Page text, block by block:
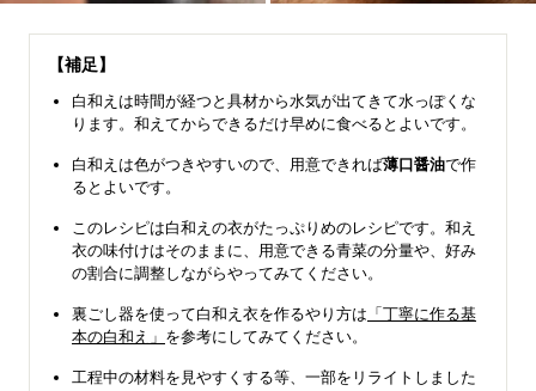
【補足】
白和えは時間が経つと具材から水気が出てきて水っぽくな
ります。和えてからできるだけ早めに食べるとよいです。
白和えは色がつきやすいので、用意できれば薄口醤油で作
るとよいです。
このレシピは白和えの衣がたっぷりめのレシピです。和え
衣の味付けはそのままに、用意できる青菜の分量や、好み
の割合に調整しながらやってみてください。
裏ごし器を使って白和え衣を作るやり方は 「丁寧に作る基
本の白和え」 を参考にしてみてください。
工程中の材料を見やすくする等、一部をリライトしました